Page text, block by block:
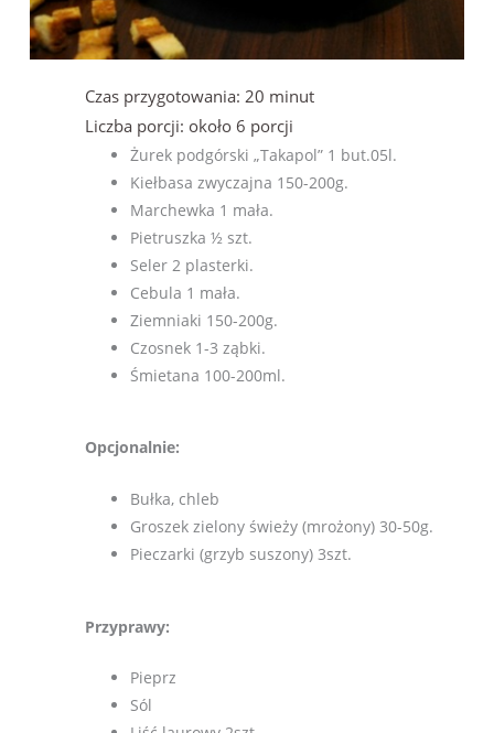
Czas przygotowania: 20 minut
Liczba porcji: około 6 porcji
Żurek podgórski „Takapol” 1 but.05l.
Kiełbasa zwyczajna 150-200g.
Marchewka 1 mała.
Pietruszka ½ szt.
Seler 2 plasterki.
Cebula 1 mała.
Ziemniaki 150-200g.
Czosnek 1-3 ząbki.
Śmietana 100-200ml.
Opcjonalnie:
Bułka, chleb
Groszek zielony świeży (mrożony) 30-50g.
Pieczarki (grzyb suszony) 3szt.
Przyprawy:
Pieprz
Sól